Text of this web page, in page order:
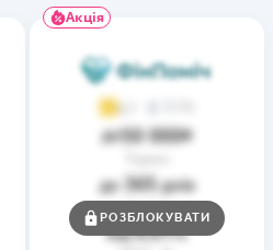
Акція
4,7
до50 000₴
до 365днів
Ставка
від0,01%
РОЗБЛОКУВАТИ